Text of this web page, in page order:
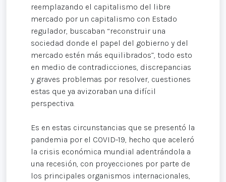
reemplazando el capitalismo del libre
mercado por un capitalismo con Estado
regulador, buscaban “reconstruir una
sociedad donde el papel del gobierno y del
mercado estén más equilibrados”, todo esto
en medio de contradicciones, discrepancias
y graves problemas por resolver, cuestiones
estas que ya avizoraban una difícil
perspectiva.
Es en estas circunstancias que se presentó la
pandemia por el COVID-19, hecho que aceleró
la crisis económica mundial adentrándola a
una recesión, con proyecciones por parte de
los principales organismos internacionales,